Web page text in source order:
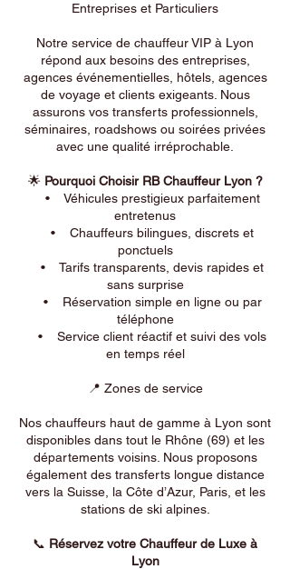
Entreprises et Particuliers
Notre service de chauffeur VIP à Lyon
répond aux besoins des entreprises,
agences événementielles, hôtels, agences
de voyage et clients exigeants. Nous
assurons vos transferts professionnels,
séminaires, roadshows ou soirées privées
avec une qualité irréprochable.
🌟 Pourquoi Choisir RB Chauffeur Lyon ?
• Véhicules prestigieux parfaitement
entretenus
• Chauffeurs bilingues, discrets et
ponctuels
• Tarifs transparents, devis rapides et
sans surprise
• Réservation simple en ligne ou par
téléphone
• Service client réactif et suivi des vols
en temps réel
📍 Zones de service
Nos chauffeurs haut de gamme à Lyon sont
disponibles dans tout le Rhône (69) et les
départements voisins. Nous proposons
également des transferts longue distance
vers la Suisse, la Côte d’Azur, Paris, et les
stations de ski alpines.
📞 Réservez votre Chauffeur de Luxe à
Lyon